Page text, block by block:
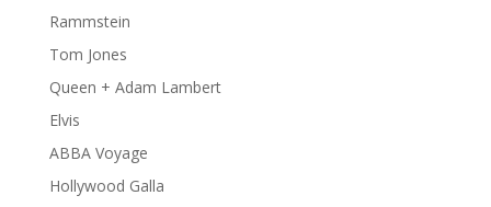
Rammstein
Tom Jones
Queen + Adam Lambert
Elvis
ABBA Voyage
Hollywood Galla